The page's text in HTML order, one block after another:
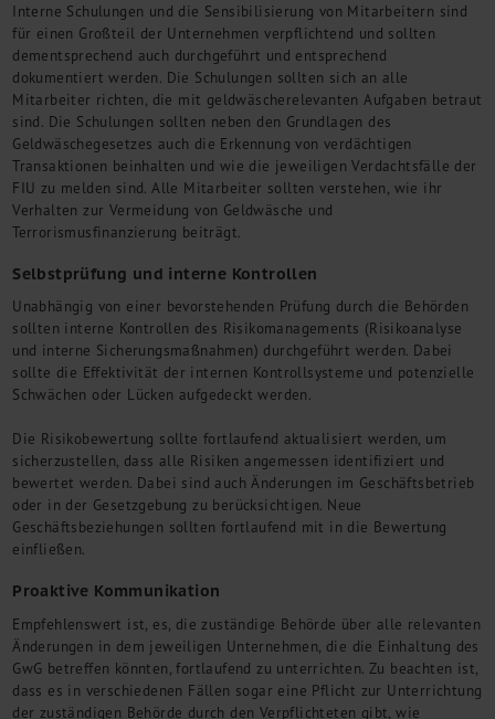
Interne Schulungen und die Sensibilisierung von Mitarbeitern sind
für einen Großteil der Unternehmen verpflichtend und sollten
dementsprechend auch durchgeführt und entsprechend
dokumentiert werden. Die Schulungen sollten sich an alle
Mitarbeiter richten, die mit geldwäscherelevanten Aufgaben betraut
sind. Die Schulungen sollten neben den Grundlagen des
Geldwäschegesetzes auch die Erkennung von verdächtigen
Transaktionen beinhalten und wie die jeweiligen Verdachtsfälle der
FIU zu melden sind. Alle Mitarbeiter sollten verstehen, wie ihr
Verhalten zur Vermeidung von Geldwäsche und
Terrorismusfinanzierung beiträgt.
Selbstprüfung und interne Kontrollen
Unabhängig von einer bevorstehenden Prüfung durch die Behörden
sollten interne Kontrollen des Risikomanagements (Risikoanalyse
und interne Sicherungsmaßnahmen) durchgeführt werden. Dabei
sollte die Effektivität der internen Kontrollsysteme und potenzielle
Schwächen oder Lücken aufgedeckt werden.
Die Risikobewertung sollte fortlaufend aktualisiert werden, um
sicherzustellen, dass alle Risiken angemessen identifiziert und
bewertet werden. Dabei sind auch Änderungen im Geschäftsbetrieb
oder in der Gesetzgebung zu berücksichtigen. Neue
Geschäftsbeziehungen sollten fortlaufend mit in die Bewertung
einfließen.
Proaktive Kommunikation
Empfehlenswert ist, es, die zuständige Behörde über alle relevanten
Änderungen in dem jeweiligen Unternehmen, die die Einhaltung des
GwG betreffen könnten, fortlaufend zu unterrichten. Zu beachten ist,
dass es in verschiedenen Fällen sogar eine Pflicht zur Unterrichtung
der zuständigen Behörde durch den Verpflichteten gibt, wie